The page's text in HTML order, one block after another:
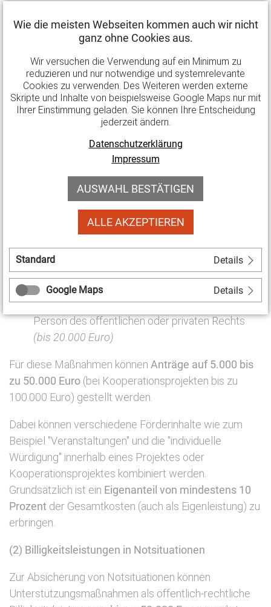
Verbandsarbeit und bei deren Kommunikation
(bis 10.000 Euro)
Öffentlichkeitsarbeitvon Gruppen/Initiativen,
Vereinen, Verbänden und Organisationen(bis
2.500 Euro)
Aufwandsentschädigungenund Auslagenersatz
(bis 840 Euro pro Person, max. 5.000 Euro pro
Organisation)
, mit denen Formen des
Ehrenamtes erprobt und/oder Menschen für das
Ehrenamt gewonnen, sie motiviert und bei der
(5.000 bis 50.000 Euro, bei
Kooperationsprojekten bis 100.000 Euro)
Unterstützung der
ehrenamtlichen Betätigung
von Menschen mit Behinderungen(bis 2.500
Euro)
Investitionszuschüssefür eine juristische
Person des öffentlichen oder privaten Rechts
(bis 20.000 Euro)
Für diese Maßnahmen können Anträge auf 5.000 bis
zu 50.000 Euro (bei Kooperationsprojekten bis zu
100.000 Euro) gestellt werden.
Dabei können verschiedene Förderinhalte wie zum
Beispiel "Veranstaltungen" und die "individuelle
Würdigung" innerhalb eines Projektes oder
Kooperationsprojektes kombiniert werden.
Grundsätzlich ist ein Eigenanteil von mindestens 10
Prozent der Gesamtkosten (auch als Eigenleistung) zu
erbringen.
(2) Billigkeitsleistungen in Notsituationen
Zur Absicherung von Notsituationen können
Unterstützungsmaßnahmen als öffentlich-rechtliche
Wie die meisten Webseiten kommen auch wir nicht
ganz ohne Cookies aus.
Wir versuchen die Verwendung auf ein Minimum zu
reduzieren und nur notwendige und systemrelevante
Cookies zu verwenden. Des Weiteren werden externe
Skripte und Inhalte von beispielsweise Google Maps nur mit
Ihrer Einstimmung geladen. Sie können Ihre Entscheidung
jederzeit ändern.
Datenschutzerklärung
Impressum
AUSWAHL BESTÄTIGEN
ALLE AKZEPTIEREN
Standard Details
Google Maps Details